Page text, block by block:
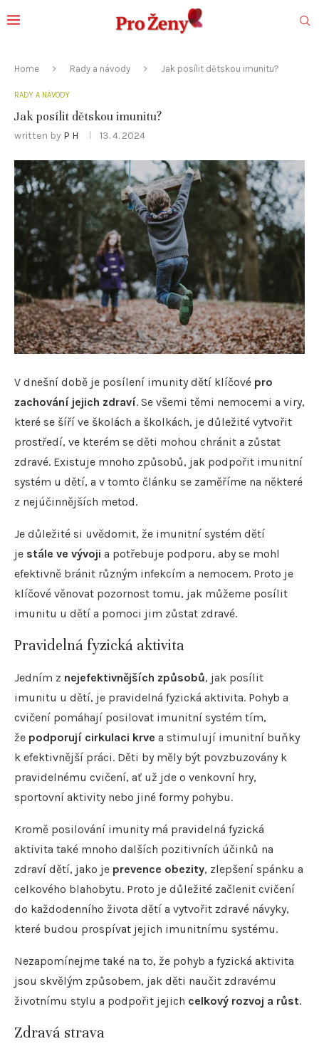
Home Rady a návody Jak posílit dětskou imunitu?
RADY A NÁVODY
Jak posílit dětskou imunitu?
written by P H 13. 4. 2024
V dnešní době je posílení imunity dětí klíčové pro
zachování jejich zdraví. Se všemi těmi nemocemi a viry,
které se šíří ve školách a školkách, je důležité vytvořit
prostředí, ve kterém se děti mohou chránit a zůstat
zdravé. Existuje mnoho způsobů, jak podpořit imunitní
systém u dětí, a v tomto článku se zaměříme na některé
z nejúčinnějších metod.
Je důležité si uvědomit, že imunitní systém dětí
je stále ve vývoji a potřebuje podporu, aby se mohl
efektivně bránit různým infekcím a nemocem. Proto je
klíčové věnovat pozornost tomu, jak můžeme posílit
imunitu u dětí a pomoci jim zůstat zdravé.
Pravidelná fyzická aktivita
Jedním z nejefektivnějších způsobů, jak posílit
imunitu u dětí, je pravidelná fyzická aktivita. Pohyb a
cvičení pomáhají posilovat imunitní systém tím,
že podporují cirkulaci krve a stimulují imunitní buňky
k efektivnější práci. Děti by měly být povzbuzovány k
pravidelnému cvičení, ať už jde o venkovní hry,
sportovní aktivity nebo jiné formy pohybu.
Kromě posilování imunity má pravidelná fyzická
aktivita také mnoho dalších pozitivních účinků na
zdraví dětí, jako je prevence obezity, zlepšení spánku a
celkového blahobytu. Proto je důležité začlenit cvičení
do každodenního života dětí a vytvořit zdravé návyky,
které budou prospívat jejich imunitnímu systému.
Nezapomínejme také na to, že pohyb a fyzická aktivita
jsou skvělým způsobem, jak děti naučit zdravému
životnímu stylu a podpořit jejich celkový rozvoj a růst.
Zdravá strava